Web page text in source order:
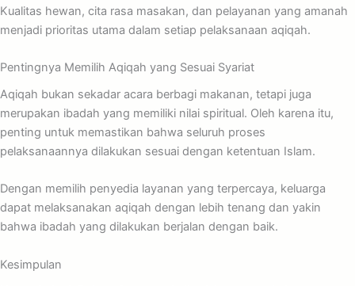
Kualitas hewan, cita rasa masakan, dan pelayanan yang amanah
menjadi prioritas utama dalam setiap pelaksanaan aqiqah.
Pentingnya Memilih Aqiqah yang Sesuai Syariat
Aqiqah bukan sekadar acara berbagi makanan, tetapi juga
merupakan ibadah yang memiliki nilai spiritual. Oleh karena itu,
penting untuk memastikan bahwa seluruh proses
pelaksanaannya dilakukan sesuai dengan ketentuan Islam.
Dengan memilih penyedia layanan yang terpercaya, keluarga
dapat melaksanakan aqiqah dengan lebih tenang dan yakin
bahwa ibadah yang dilakukan berjalan dengan baik.
Kesimpulan